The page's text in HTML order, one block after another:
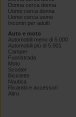
Donna cerca donna
Uomo cerca donna
Uomo cerca uomo
Incontri per adulti
Auto e moto
Automobili meno di 5.000
Automobili più di 5.001
Camper
Fuoristrada
Moto
Scooter
Biciclette
Nautica
Ricambi e accessori
Altro